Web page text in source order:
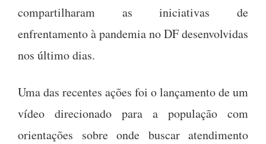
compartilharam as iniciativas de
enfrentamento à pandemia no DF desenvolvidas
nos último dias.
Uma das recentes ações foi o lançamento de um
vídeo direcionado para a população com
orientações sobre onde buscar atendimento